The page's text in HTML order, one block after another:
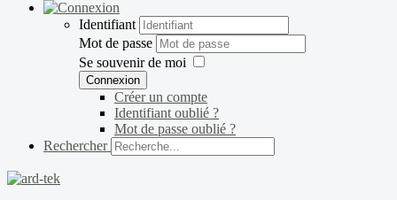
Identifiant
Mot de passe
Se souvenir de moi
Connexion
Créer un compte
Identifiant oublié ?
Mot de passe oublié ?
Rechercher